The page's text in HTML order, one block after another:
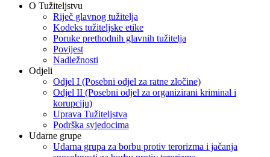
O Tužiteljstvu
Riječ glavnog tužitelja
Kodeks tužiteljske etike
Poruke prethodnih glavnih tužitelja
Povijest
Nadležnosti
Odjeli
Odjel I (Posebni odjel za ratne zločine)
Odjel II (Posebni odjel za organizirani kriminal i
korupciju)
Uprava Tužiteljstva
Podrška svjedocima
Udarne grupe
Udarna grupa za borbu protiv terorizma i jačanja